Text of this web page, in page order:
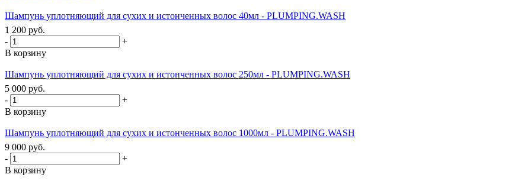
Шампунь уплотняющий для сухих и истонченных волос 40мл - PLUMPING.WASH
1 200 руб.
-
+
В корзину
Шампунь уплотняющий для сухих и истонченных волос 250мл - PLUMPING.WASH
5 000 руб.
-
+
В корзину
Шампунь уплотняющий для сухих и истонченных волос 1000мл - PLUMPING.WASH
9 000 руб.
-
+
В корзину